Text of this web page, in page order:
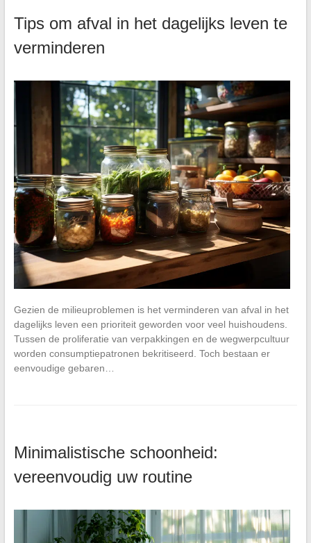
Tips om afval in het dagelijks leven te
verminderen
Gezien de milieuproblemen is het verminderen van afval in het
dagelijks leven een prioriteit geworden voor veel huishoudens.
Tussen de proliferatie van verpakkingen en de wegwerpcultuur
worden consumptiepatronen bekritiseerd. Toch bestaan er
eenvoudige gebaren…
Minimalistische schoonheid:
vereenvoudig uw routine